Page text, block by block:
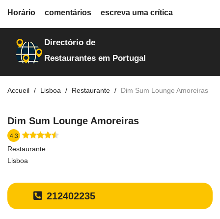
restaurantes
Directório de
Restaurantes em Portugal
Accueil Lisboa Restaurante Dim Sum Lounge Amoreiras
Dim Sum Lounge Amoreiras
4.3
Restaurante
Lisboa
212402235
Horário comentários escreva uma crítica